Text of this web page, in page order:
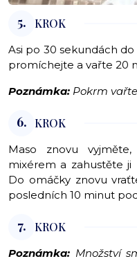
5. KROK
Asi po 30 sekundách
promíchejte a vařte 20
Poznámka: Pokrm
6. KROK
Maso znovu
mixérem a zahustěte
Do omáčky znovu
posledních 10 minut
7. KROK
Poznámka: Množství